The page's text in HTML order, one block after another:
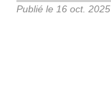
Publié le 16 oct. 2025